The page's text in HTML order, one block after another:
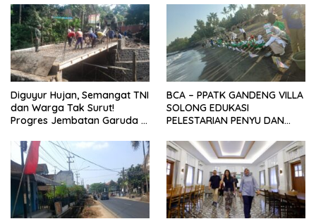
Sekolah Rakyat
Diguyur Hujan, Semangat TNI
dan Warga Tak Surut!
Progres Jembatan Garuda di
BCA – PPATK GANDENG VILLA
SOLONG EDUKASI
PELESTARIAN PENYU DAN
PANTAI SELAT BALI